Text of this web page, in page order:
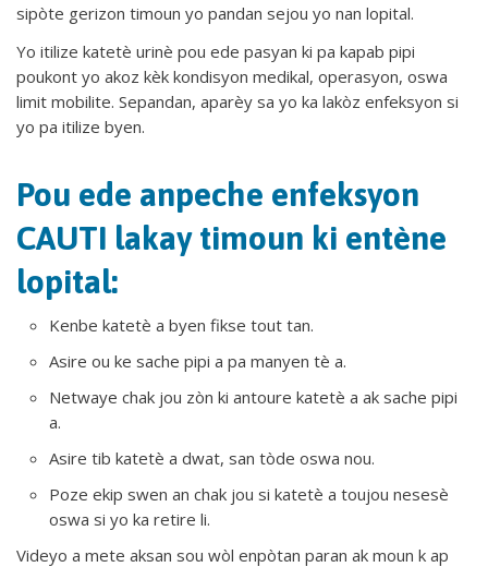
sipòte gerizon timoun yo pandan sejou yo nan lopital.
Yo itilize katetè urinè pou ede pasyan ki pa kapab pipi
poukont yo akoz kèk kondisyon medikal, operasyon, oswa
limit mobilite. Sepandan, aparèy sa yo ka lakòz enfeksyon si
yo pa itilize byen.
Pou ede anpeche enfeksyon
CAUTI lakay timoun ki entène
lopital:
Kenbe katetè a byen fikse tout tan.
Asire ou ke sache pipi a pa manyen tè a.
Netwaye chak jou zòn ki antoure katetè a ak sache pipi
a.
Asire tib katetè a dwat, san tòde oswa nou.
Poze ekip swen an chak jou si katetè a toujou nesesè
oswa si yo ka retire li.
Videyo a mete aksan sou wòl enpòtan paran ak moun k ap